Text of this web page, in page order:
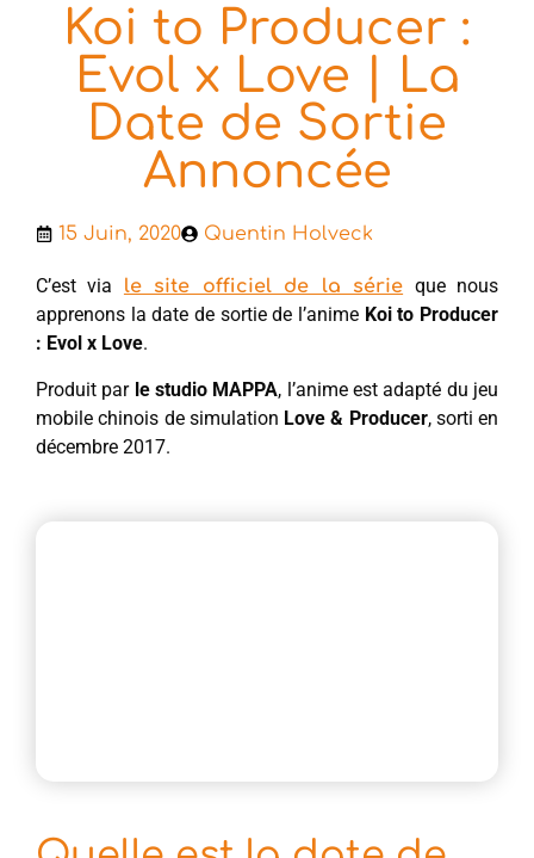
Koi to Producer :
Evol x Love | La
Date de Sortie
Annoncée
15 Juin, 2020 Quentin Holveck
C’est via le site officiel de la série que nous
apprenons la date de sortie de l’anime Koi to Producer
: Evol x Love.
Produit par le studio MAPPA, l’anime est adapté du jeu
mobile chinois de simulation Love & Producer, sorti en
décembre 2017.